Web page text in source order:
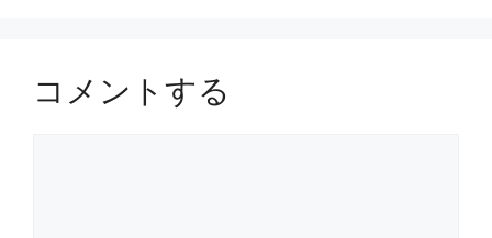
コメントする